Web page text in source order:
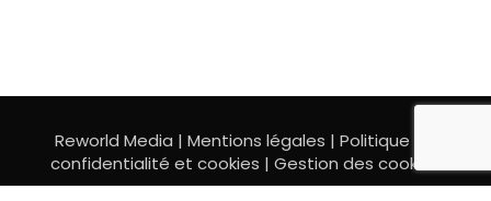
Reworld Media | Mentions légales | Politique de
confidentialité et cookies | Gestion des cookies